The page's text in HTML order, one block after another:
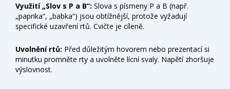
Využití „Slov s P a B“: Slova s písmeny P a B (např.
„paprika“, „babka“) jsou obtížnější, protože vyžadují
specifické uzavření rtů. Cvičte je cíleně.
Uvolnění rtů: Před důležitým hovorem nebo prezentací si
minutku promněte rty a uvolněte lícní svaly. Napětí zhoršuje
výslovnost.